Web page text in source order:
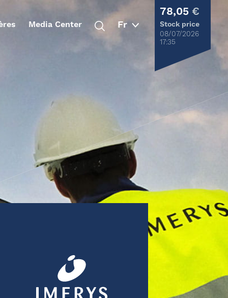
Media Center
78,05€
Stock price
08/07/2026
17:35